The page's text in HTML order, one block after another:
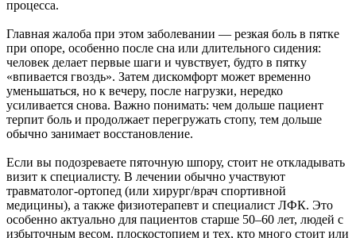
процесса.
Главная жалоба при этом заболевании — резкая боль в пятке
при опоре, особенно после сна или длительного сидения:
человек делает первые шаги и чувствует, будто в пятку
«впивается гвоздь». Затем дискомфорт может временно
уменьшаться, но к вечеру, после нагрузки, нередко
усиливается снова. Важно понимать: чем дольше пациент
терпит боль и продолжает перегружать стопу, тем дольше
обычно занимает восстановление.
Если вы подозреваете пяточную шпору, стоит не откладывать
визит к специалисту. В лечении обычно участвуют
травматолог‑ортопед (или хирург/врач спортивной
медицины), а также физиотерапевт и специалист ЛФК. Это
особенно актуально для пациентов старше 50–60 лет, людей с
избыточным весом, плоскостопием и тех, кто много стоит или